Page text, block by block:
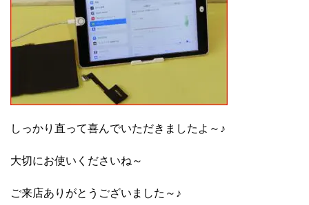
しっかり直って喜んでいただきましたよ～♪
大切にお使いくださいね～
ご来店ありがとうございました～♪